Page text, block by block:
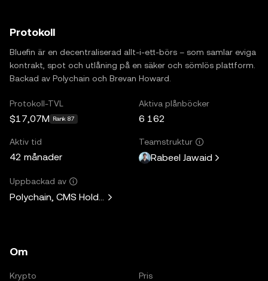
Protokoll
Bluefin är en decentraliserad allt-i-ett-börs – som samlar eviga
kontrakt, spot och utlåning på en säker och sömlös plattform.
Backad av Polychain och Brevan Howard.
Protokoll-TVL
$17,07M Rank 87
Aktiva plånböcker
6 162
Aktiv tid
42 månader
Teamstruktur
Rabeel Jawaid
Uppbackad av
Polychain, CMS Holdings, Wintermute, Hypersphere
Om
Krypto Pris